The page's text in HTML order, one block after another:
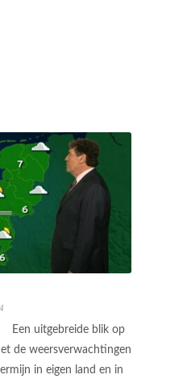
Een uitgebreide blik op
de weersverwachtingen
in eigen land en in